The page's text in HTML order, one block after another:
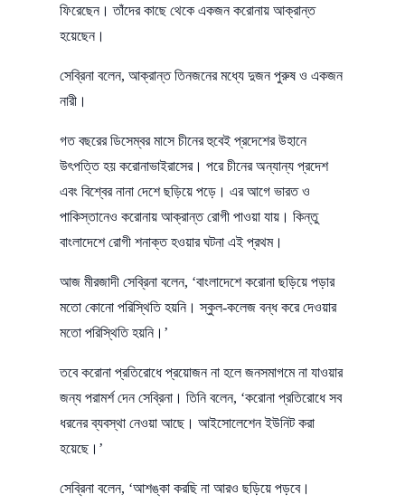
ফিরেছেন। তাঁদের কাছে থেকে একজন করোনায় আক্রান্ত
হয়েছেন।
সেব্রিনা বলেন, আক্রান্ত তিনজনের মধ্যে দুজন পুরুষ ও একজন
নারী।
গত বছরের ডিসেম্বর মাসে চীনের হুবেই প্রদেশের উহানে
উৎপত্তি হয় করোনাভাইরাসের। পরে চীনের অন্যান্য প্রদেশ
এবং বিশ্বের নানা দেশে ছড়িয়ে পড়ে। এর আগে ভারত ও
পাকিস্তানেও করোনায় আক্রান্ত রোগী পাওয়া যায়। কিন্তু
বাংলাদেশে রোগী শনাক্ত হওয়ার ঘটনা এই প্রথম।
আজ মীরজাদী সেব্রিনা বলেন, ‘বাংলাদেশে করোনা ছড়িয়ে পড়ার
মতো কোনো পরিস্থিতি হয়নি। স্কুল-কলেজ বন্ধ করে দেওয়ার
মতো পরিস্থিতি হয়নি।’
তবে করোনা প্রতিরোধে প্রয়োজন না হলে জনসমাগমে না যাওয়ার
জন্য পরামর্শ দেন সেব্রিনা। তিনি বলেন, ‘করোনা প্রতিরোধে সব
ধরনের ব্যবস্থা নেওয়া আছে। আইসোলেশেন ইউনিট করা
হয়েছে।’
সেব্রিনা বলেন, ‘আশঙ্কা করছি না আরও ছড়িয়ে পড়বে।